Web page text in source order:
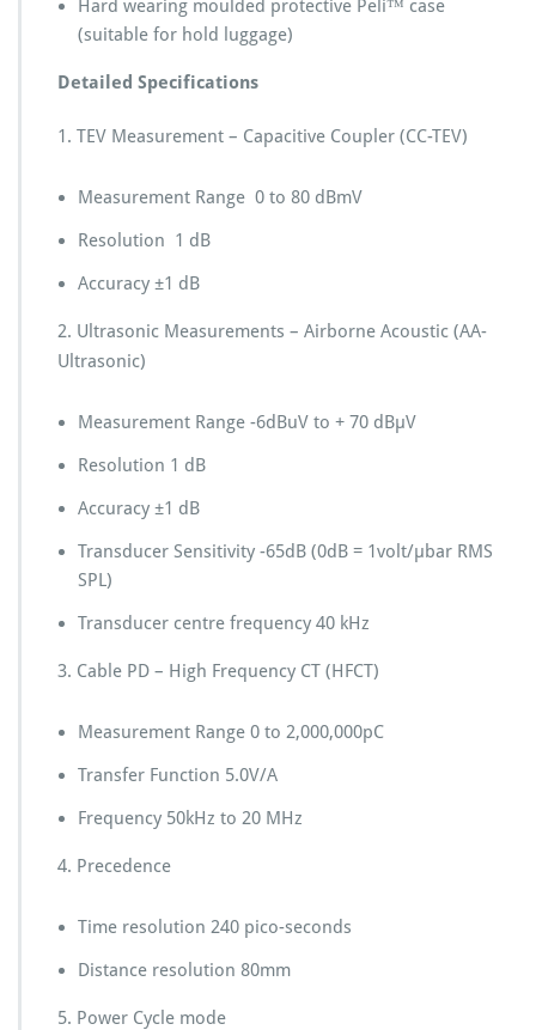
Hard wearing moulded protective Peli™ case
(suitable for hold luggage)
Detailed Specifications
1. TEV Measurement – Capacitive Coupler (CC-TEV)
Measurement Range 0 to 80 dBmV
Resolution 1 dB
Accuracy ±1 dB
2. Ultrasonic Measurements – Airborne Acoustic (AA-
Ultrasonic)
Measurement Range -6dBuV to + 70 dBµV
Resolution 1 dB
Accuracy ±1 dB
Transducer Sensitivity -65dB (0dB = 1volt/µbar RMS
SPL)
Transducer centre frequency 40 kHz
3. Cable PD – High Frequency CT (HFCT)
Measurement Range 0 to 2,000,000pC
Transfer Function 5.0V/A
Frequency 50kHz to 20 MHz
4. Precedence
Time resolution 240 pico-seconds
Distance resolution 80mm
5. Power Cycle mode